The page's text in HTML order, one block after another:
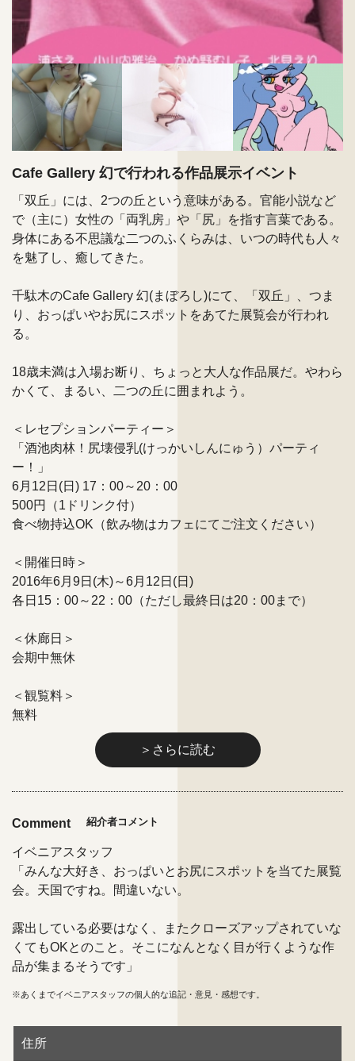
Cafe Gallery 幻で行われる作品展示イベント
「双丘」には、2つの丘という意味がある。官能小説など
で（主に）女性の「両乳房」や「尻」を指す言葉である。
身体にある不思議な二つのふくらみは、いつの時代も人々
を魅了し、癒してきた。
千駄木のCafe Gallery 幻(まぼろし)にて、「双丘」、つま
り、おっぱいやお尻にスポットをあてた展覧会が行われ
る。
18歳未満は入場お断り、ちょっと大人な作品展だ。やわら
かくて、まるい、二つの丘に囲まれよう。
＜レセプションパーティー＞
「酒池肉林！尻壊侵乳(けっかいしんにゅう）パーティ
ー！」
6月12日(日) 17：00～20：00
500円（1ドリンク付）
食べ物持込OK（飲み物はカフェにてご注文ください）
＜開催日時＞
2016年6月9日(木)～6月12日(日)
各日15：00～22：00（ただし最終日は20：00まで）
＜休廊日＞
会期中無休
＜観覧料＞
無料
＞さらに読む
Comment 紹介者コメント
イベニアスタッフ
「みんな大好き、おっぱいとお尻にスポットを当てた展覧
会。天国ですね。間違いない。
露出している必要はなく、またクローズアップされていな
くてもOKとのこと。そこになんとなく目が行くような作
品が集まるそうです」
※あくまでイベニアスタッフの個人的な追記・意見・感想です。
住所